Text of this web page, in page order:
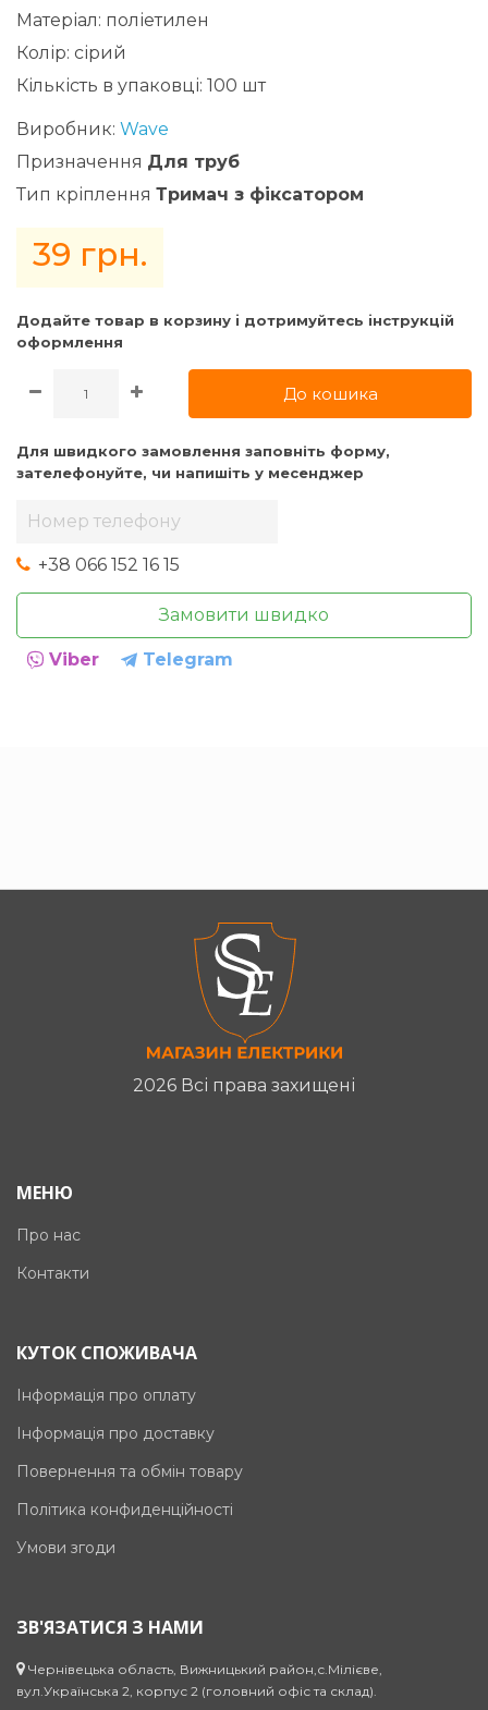
Матеріал: поліетилен
Колір: сірий
Кількість в упаковці: 100 шт
Виробник: Wave
Призначення Для труб
Тип кріплення Тримач з фіксатором
39 грн.
Додайте товар в корзину i дотримуйтесь iнструкцiй
оформлення
До кошика
Для швидкого замовлення заповніть форму,
зателефонуйте, чи напишіть у месенджер
+38 066 152 16 15
Замовити швидко
Viber Telegram
2026 Всі права захищені
МЕНЮ
Про нас
Контакти
КУТОК СПОЖИВАЧА
Інформація про оплату
Інформація про доставку
Повернення та обмін товару
Політика конфиденційності
Умови згоди
ЗВ'ЯЗАТИСЯ З НАМИ
Чернівецька область, Вижницький район,с.Мілієве,
вул.Українська 2, корпус 2 (головний офіс та склад).